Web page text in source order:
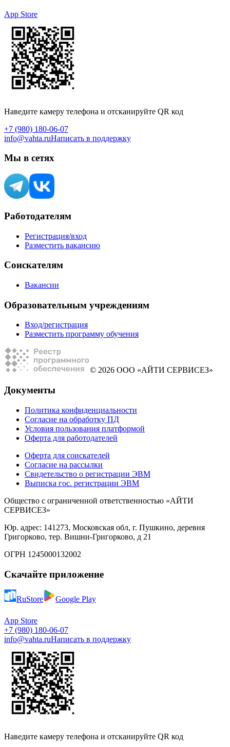
App Store
Наведите камеру телефона и отсканируйте QR код
+7 (980) 180-06-07
info@vahta.ruНаписать в поддержку
Мы в сетях
Работодателям
Регистрация/вход
Разместить вакансию
Соискателям
Вакансии
Образовательным учреждениям
Вход/регистрация
Разместить программу обучения
© 2026 ООО «АЙТИ СЕРВИСЕЗ»
Документы
Политика конфиденциальности
Согласие на обработку ПД
Условия пользования платформой
Оферта для работодателей
Оферта для соискателей
Согласие на рассылки
Свидетельство о регистрации ЭВМ
Выписка гос. регистрации ЭВМ
Общество с ограниченной ответственностью «АЙТИ
СЕРВИСЕЗ»
Юр. адрес: 141273, Московская обл, г. Пушкино, деревня
Григорково, тер. Вишни-Григорково, д 21
ОГРН 1245000132002
Скачайте приложение
RuStore Google Play
App Store
+7 (980) 180-06-07
info@vahta.ruНаписать в поддержку
Наведите камеру телефона и отсканируйте QR код